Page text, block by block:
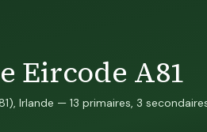
Eircode A81
Irlande — 13 primaires, 3